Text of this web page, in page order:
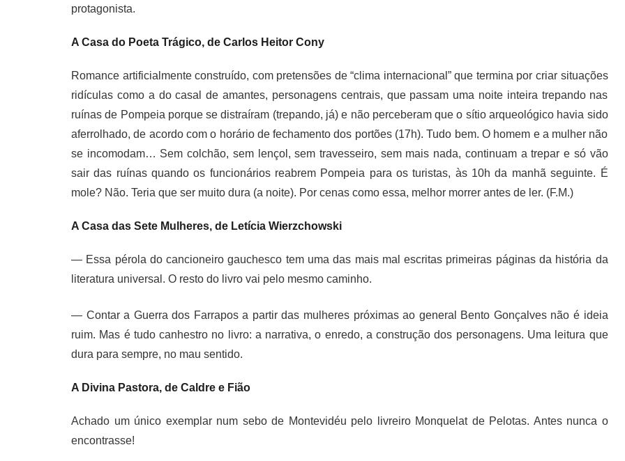
protagonista.
A Casa do Poeta Trágico, de Carlos Heitor Cony
Romance artificialmente construído, com pretensões de “clima internacional” que termina por criar situações
ridículas como a do casal de amantes, personagens centrais, que passam uma noite inteira trepando nas
ruínas de Pompeia porque se distraíram (trepando, já) e não perceberam que o sítio arqueológico havia sido
aferrolhado, de acordo com o horário de fechamento dos portões (17h). Tudo bem. O homem e a mulher não
se incomodam… Sem colchão, sem lençol, sem travesseiro, sem mais nada, continuam a trepar e só vão
sair das ruínas quando os funcionários reabrem Pompeia para os turistas, às 10h da manhã seguinte. É
mole? Não. Teria que ser muito dura (a noite). Por cenas como essa, melhor morrer antes de ler. (F.M.)
A Casa das Sete Mulheres, de Letícia Wierzchowski
— Essa pérola do cancioneiro gauchesco tem uma das mais mal escritas primeiras páginas da história da
literatura universal. O resto do livro vai pelo mesmo caminho.
— Contar a Guerra dos Farrapos a partir das mulheres próximas ao general Bento Gonçalves não é ideia
ruim. Mas é tudo canhestro no livro: a narrativa, o enredo, a construção dos personagens. Uma leitura que
dura para sempre, no mau sentido.
A Divina Pastora, de Caldre e Fião
Achado um único exemplar num sebo de Montevidéu pelo livreiro Monquelat de Pelotas. Antes nunca o
encontrasse!